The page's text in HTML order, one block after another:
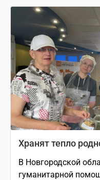
Хранят тепло
В Новгородской
гуманитарной